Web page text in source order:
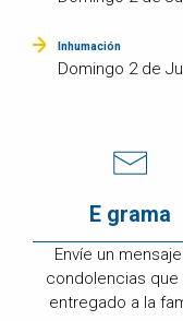
Inhumación
Domingo 2 de
E grama
Envíe un
condolencias que
entregado a la